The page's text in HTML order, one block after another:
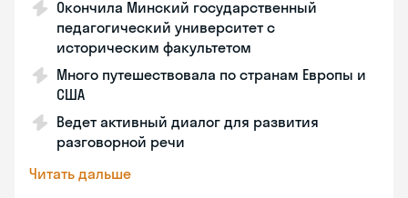
Окончила Минский государственный
педагогический университет с
историческим факультетом
Много путешествовала по странам Европы и
США
Ведет активный диалог для развития
разговорной речи
Читать дальше